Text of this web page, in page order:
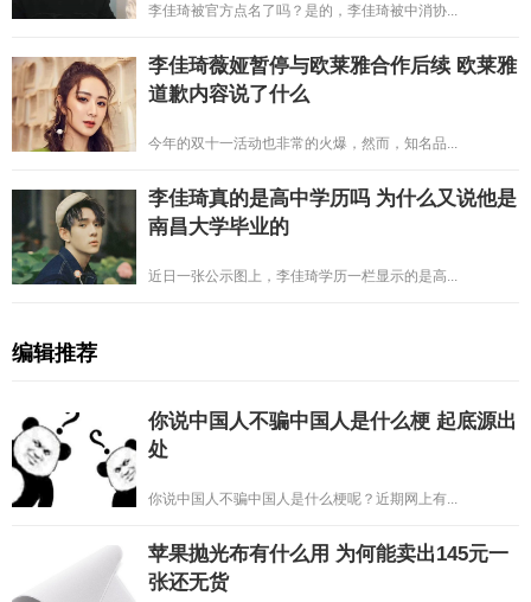
李佳琦被官方点名了吗？是的，李佳琦被中消协...
李佳琦薇娅暂停与欧莱雅合作后续 欧莱雅
道歉内容说了什么
今年的双十一活动也非常的火爆，然而，知名品...
李佳琦真的是高中学历吗 为什么又说他是
南昌大学毕业的
近日一张公示图上，李佳琦学历一栏显示的是高...
编辑推荐
你说中国人不骗中国人是什么梗 起底源出
处
你说中国人不骗中国人是什么梗呢？近期网上有...
苹果抛光布有什么用 为何能卖出145元一
张还无货